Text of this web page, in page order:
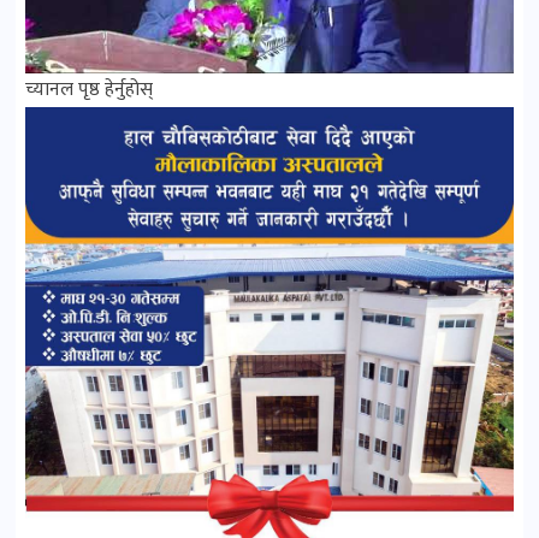
च्यानल पृष्ठ हेर्नुहोस्